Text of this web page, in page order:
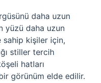
daha uzun
yüzü daha uzun
sahip kişiler için,
stiller tercih
hatları
görünüm elde edilir.